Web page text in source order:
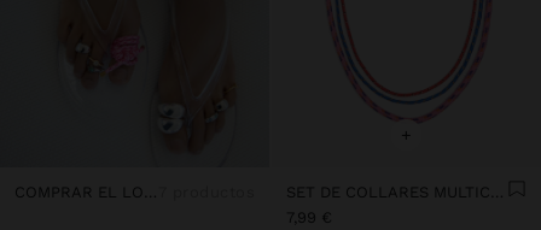
COMPRAR EL LOOK
+
SET DE COLLARES MULTICOLOR DE CORDÓN
7,99 €